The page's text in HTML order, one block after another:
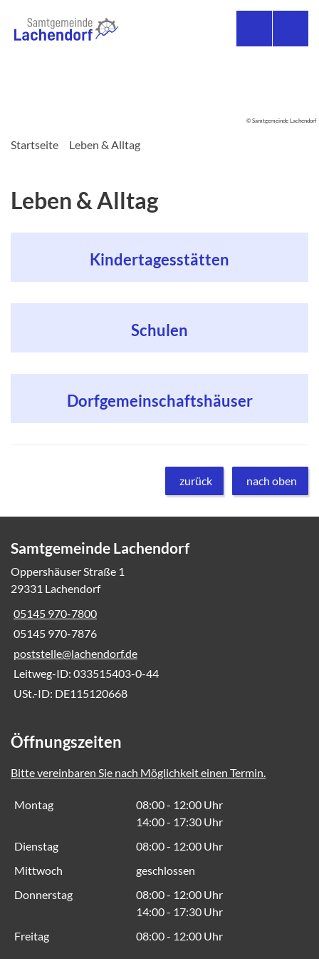
© Samtgemeinde Lachendorf
Startseite Leben & Alltag
Leben & Alltag
Kindertagesstätten
Schulen
Dorfgemeinschaftshäuser
zurück nach oben
Samtgemeinde Lachendorf
Oppershäuser Straße 1
29331 Lachendorf
05145 970-7800
05145 970-7876
poststelle@lachendorf.de
Leitweg-ID: 033515403-0-44
USt.-ID: DE115120668
Öffnungszeiten
Bitte vereinbaren Sie nach Möglichkeit einen Termin.
Montag
08:00 - 12:00 Uhr
14:00 - 17:30 Uhr
Dienstag
08:00 - 12:00 Uhr
Mittwoch
geschlossen
Donnerstag
08:00 - 12:00 Uhr
14:00 - 17:30 Uhr
Freitag
08:00 - 12:00 Uhr